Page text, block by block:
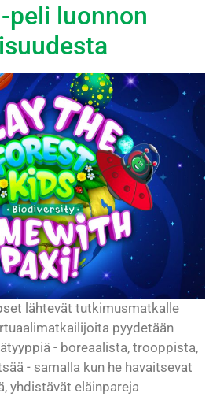
peli luonnon
lähtevät tutkimusmatkalle
pyydetään
- boreaalista, trooppista,
- samalla kun he havaitsevat
yhdistävät eläinpareja